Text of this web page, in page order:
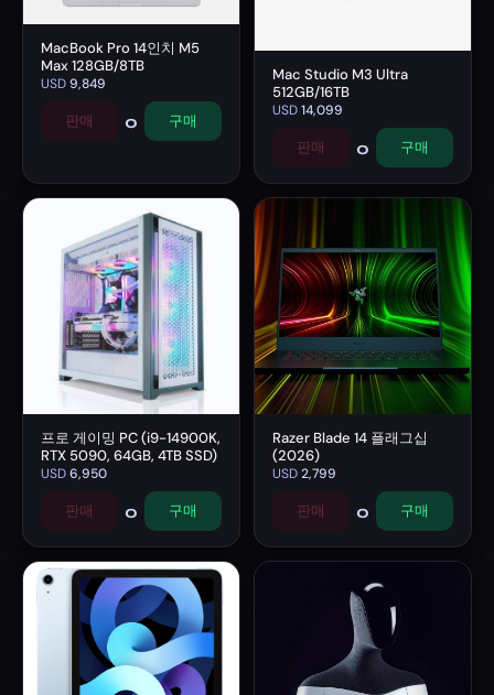
MacBook Pro 14인치 M5
Max 128GB/8TB
USD9,849
판매 0 구매
Mac Studio M3 Ultra
512GB/16TB
USD14,099
판매 0 구매
프로 게이밍 PC (i9-14900K,
RTX 5090, 64GB, 4TB SSD)
USD6,950
판매 0 구매
Razer Blade 14 플래그십
(2026)
USD2,799
판매 0 구매